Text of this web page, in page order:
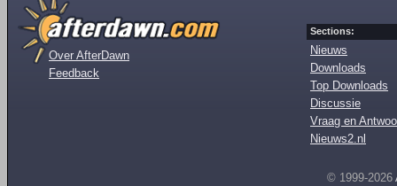
Over AfterDawn
Feedback
Sections:
Nieuws
Downloads
Top Downloads
Discussie
Vraag en
Nieuws2.nl
© 1999-2026